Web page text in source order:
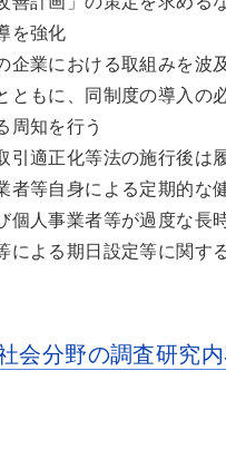
を強化
業における取組みを波
ともに、同制度の導入の
周知を行う
適正化等法の施行後は
者等自身による定期的な
個人事業者等が過度な長
による期日設定等に関す
会分野の調査研究